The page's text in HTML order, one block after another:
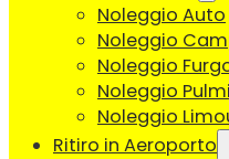
Noleggio Auto
Noleggio
Noleggio
Noleggio
Noleggio
Ritiro in Aeroporto